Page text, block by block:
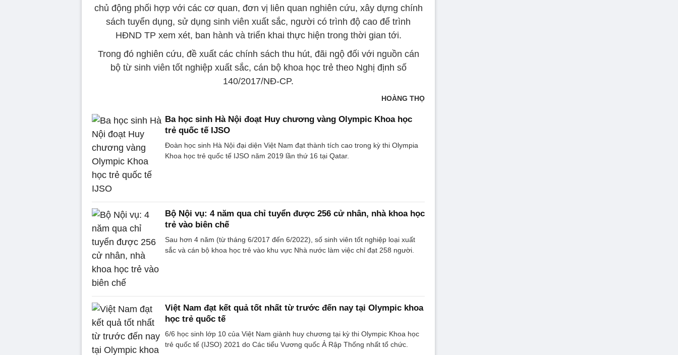
chủ động phối hợp với các cơ quan, đơn vị liên quan nghiên cứu, xây dựng chính
sách tuyển dụng, sử dụng sinh viên xuất sắc, người có trình độ cao để trình
HĐND TP xem xét, ban hành và triển khai thực hiện trong thời gian tới.
Trong đó nghiên cứu, đề xuất các chính sách thu hút, đãi ngộ đối với nguồn cán
bộ từ sinh viên tốt nghiệp xuất sắc, cán bộ khoa học trẻ theo Nghị định số
140/2017/NĐ-CP.
HOÀNG THỌ
Ba học sinh Hà Nội đoạt Huy chương vàng Olympic Khoa học
trẻ quốc tế IJSO
Đoàn học sinh Hà Nội đại diện Việt Nam đạt thành tích cao trong kỳ thi Olympia
Khoa học trẻ quốc tế IJSO năm 2019 lần thứ 16 tại Qatar.
Bộ Nội vụ: 4 năm qua chỉ tuyển được 256 cử nhân, nhà khoa học
trẻ vào biên chế
Sau hơn 4 năm (từ tháng 6/2017 đến 6/2022), số sinh viên tốt nghiệp loại xuất
sắc và cán bộ khoa học trẻ vào khu vực Nhà nước làm việc chỉ đạt 258 người.
Việt Nam đạt kết quả tốt nhất từ trước đến nay tại Olympic khoa
học trẻ quốc tế
6/6 học sinh lớp 10 của Việt Nam giành huy chương tại kỳ thi Olympic Khoa học
trẻ quốc tế (IJSO) 2021 do Các tiểu Vương quốc Ả Rập Thống nhất tổ chức.